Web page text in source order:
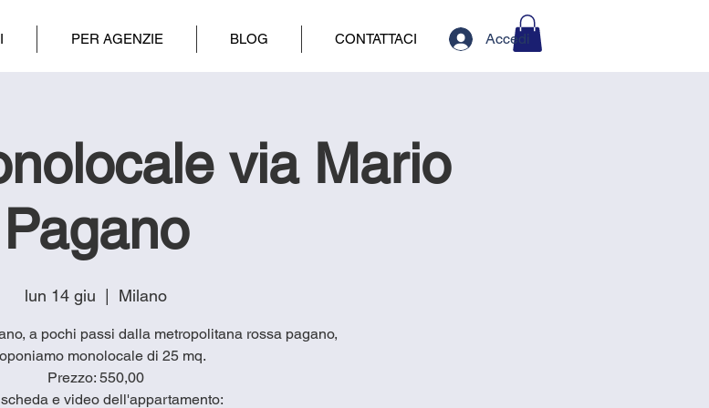
PER AGENZIE BLOG CONTATTACI Accedi
via Mario
Pagano
lun 14 giu
  |
Milano
a pochi passi dalla metropolitana rossa pagano,
monolocale di 25 mq.
Prezzo: 550,00
e video dell'appartamento: